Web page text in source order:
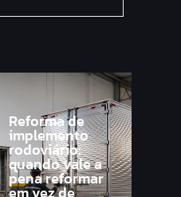
Reforma de
implemento
rodoviário:
quando vale a
pena reformar